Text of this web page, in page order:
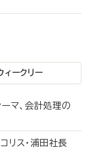
ィークリー
マ、会計処理の
ス・浦田社長